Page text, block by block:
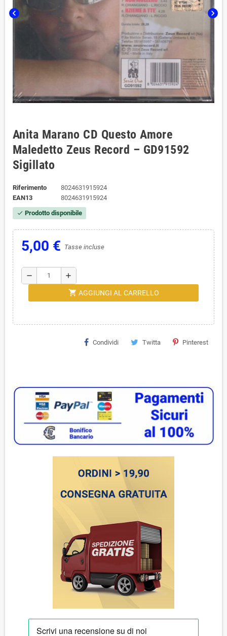
chevron_left chevron_right
Anita Marano CD Questo Amore
Maledetto Zeus Record – GD91592
Sigillato
Riferimento
8024631915924
EAN13
8024631915924
check Prodotto disponibile
5,00 € Tasse incluse
remove add
shopping_cart AGGIUNGI AL CARRELLO
Condividi Twitta Pinterest